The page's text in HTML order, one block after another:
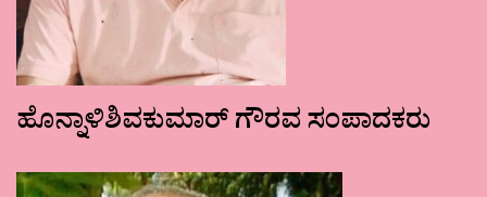
ಹೊನ್ನಾಳಿಶಿವಕುಮಾರ್ ಗೌರವ ಸಂಪಾದಕರು